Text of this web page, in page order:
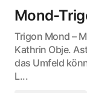
Mond-
Trigon Mond –
Kathrin Obje.
das Umfeld
L...